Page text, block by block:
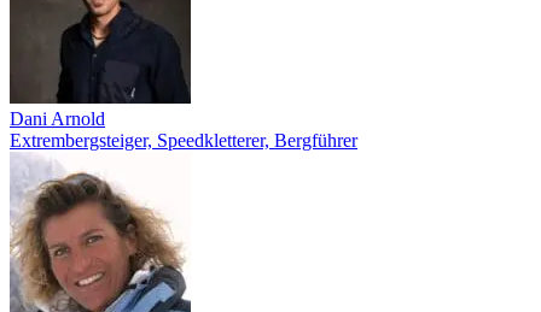
Dani Arnold
Extrembergsteiger, Speedkletterer, Bergführer